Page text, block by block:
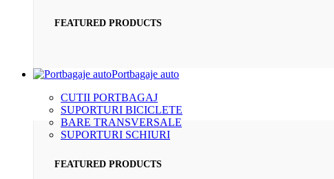
FEATURED PRODUCTS
Portbagaje auto
CUTII PORTBAGAJ
SUPORTURI BICICLETE
BARE TRANSVERSALE
SUPORTURI SCHIURI
FEATURED PRODUCTS